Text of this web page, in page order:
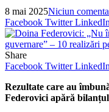
8 mai 2025Niciun
Facebook Twitter LinkedIn
Share
Facebook Twitter LinkedIn
Rezultate care au
Federovici apără